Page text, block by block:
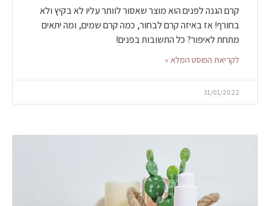
קרם הגנה לפנים הוא מוצר שאסור לוותר עליו לא בקיץ ולא
בחורף! אז באיזה קרם לבחור, כמה קרם שמים, ומה יתאים
מתחת לאיפור? כל התשובות בפנים!
לקריאת הפוסט המלא »
31/01/2022